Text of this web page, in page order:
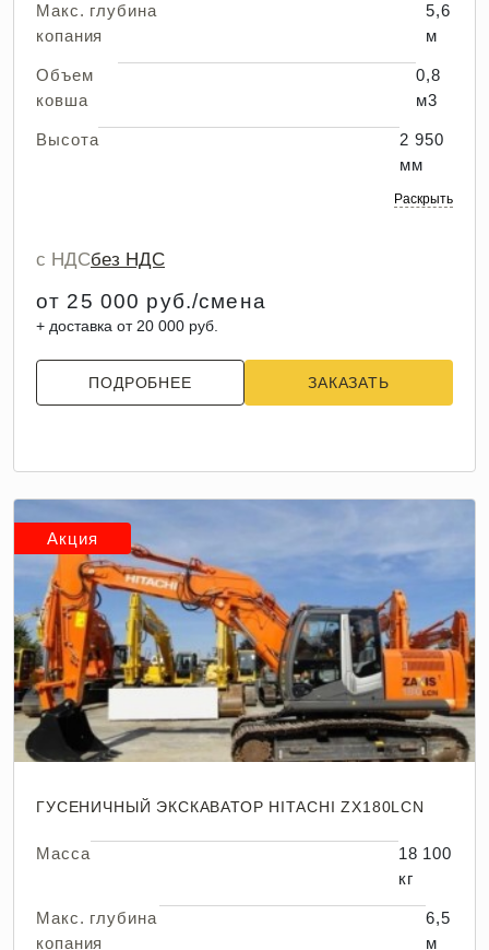
Макс. глубина
копания
5,6
м
Объем
ковша
0,8
м3
Высота
2 950
мм
Раскрыть
с НДСбез НДС
от 25 000 руб./смена
+ доставка от 20 000 руб.
ПОДРОБНЕЕ ЗАКАЗАТЬ
Акция
ГУСЕНИЧНЫЙ ЭКСКАВАТОР HITACHI ZX180LCN
Масса
18 100
кг
Макс. глубина
копания
6,5
м